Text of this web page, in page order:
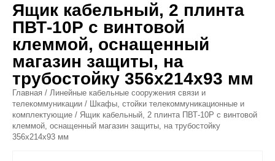
Ящик кабельный, 2 плинта
ПВТ-10Р с винтовой
клеммой, оснащенный
магазин защиты, на
трубостойку 356х214х93 мм
Главная / Линейные кабельные сооружения связи и
телекоммуникации / Шкафы, стойки телекоммуникационные и
комплектующие / Ящик кабельный, 2 плинта ПВТ-10Р с винтовой
клеммой, оснащенный магазин защиты, на трубостойку
356х214х93 мм